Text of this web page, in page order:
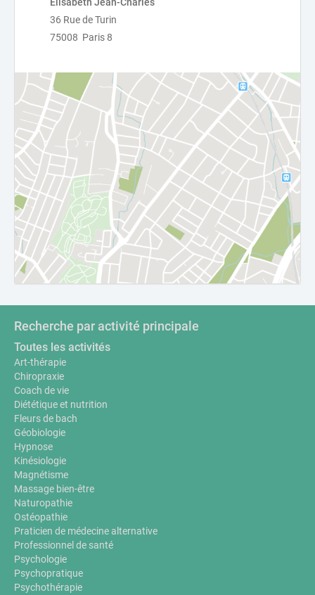
36 Rue de Turin
75008 Paris 8
Recherche par activité principale
Toutes les activités
Art-thérapie
Chiropraxie
Coach de vie
Diététique et nutrition
Fleurs de bach
Géobiologie
Hypnose
Kinésiologie
Magnétisme
Massage bien-être
Naturopathie
Ostéopathie
Praticien de médecine alternative
Professionnel de santé
Psychologie
Psychopratique
Psychothérapie